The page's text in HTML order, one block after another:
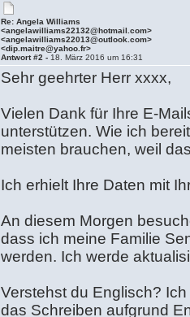
Re: Angela Williams
<angelawilliams22132@hotmail.com>
<angelawilliams22013@outlook.com>
<dip.maitre@yahoo.fr>
Antwort #2 - 18. März 2016 um 16:31
Sehr geehrter Herr xxxx,
Vielen Dank für Ihre E-
unterstützen. Wie ich
meisten brauchen, weil
Ich erhielt Ihre Daten mit
An diesem Morgen
dass ich meine Familie
werden. Ich werde
Verstehst du Englisch?
das Schreiben aufgrund